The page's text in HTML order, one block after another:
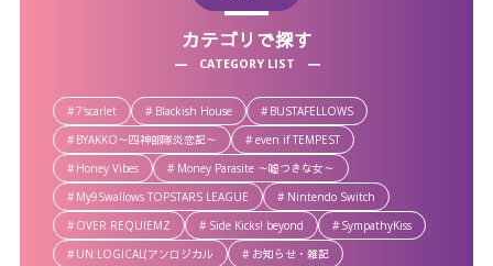
カテゴリで探す
CATEGORY LIST
7'scarlet Blackish House
BUSTAFELLOWS
BYAKKO～四神部隊炎恋記～
even if TEMPEST
Honey Vibes
Money Parasite ～嘘つきな女～
My9Swallows TOPSTARS LEAGUE
Nintendo Switch
OVER REQUIEMZ
Side Kicks! beyond
SympathyKiss
UN:LOGICAL(アンロジカル
お知らせ・雑記